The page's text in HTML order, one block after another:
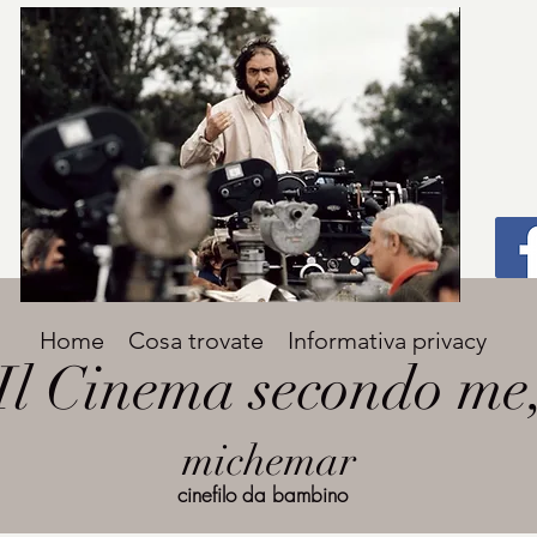
Titolo
grande
Avenir Light una delle font preferite dai
designer. Facile da leggere, viene
utilizzata per titoli e paragrafi.
Cinema secondo
michemar
Home Cosa trovate Informativa privacy
cinefilo da bambino